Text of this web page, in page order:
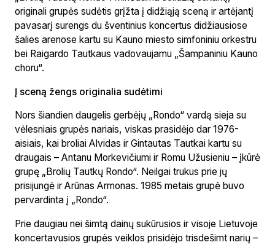
originali grupės sudėtis grįžta į didžiąją sceną ir artėjantį
pavasarį surengs du šventinius koncertus didžiausiose
šalies arenose kartu su Kauno miesto simfoniniu orkestru
bei Raigardo Tautkaus vadovaujamu „Šampaniniu Kauno
choru“.
Į sceną žengs originalia sudėtimi
Nors šiandien daugelis gerbėjų „Rondo“ vardą sieja su
vėlesniais grupės nariais, viskas prasidėjo dar 1976-
aisiais, kai broliai Alvidas ir Gintautas Tautkai kartu su
draugais – Antanu Morkevičiumi ir Romu Užusieniu – įkūrė
grupę „Brolių Tautkų Rondo“. Neilgai trukus prie jų
prisijungė ir Arūnas Armonas. 1985 metais grupė buvo
pervardinta į „Rondo“.
Prie daugiau nei šimtą dainų sukūrusios ir visoje Lietuvoje
koncertavusios grupės veiklos prisidėjo trisdešimt narių –